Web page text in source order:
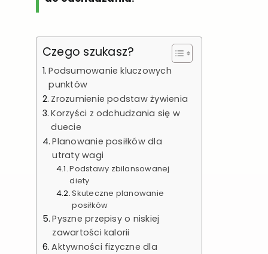
Czego szukasz?
Podsumowanie kluczowych
punktów
Zrozumienie podstaw żywienia
Korzyści z odchudzania się w
duecie
Planowanie posiłków dla
utraty wagi
Podstawy zbilansowanej
diety
Skuteczne planowanie
posiłków
Pyszne przepisy o niskiej
zawartości kalorii
Aktywności fizyczne dla